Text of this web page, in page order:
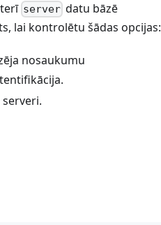
server datu bāzē
lai kontrolētu šādas opcijas:
nosaukumu